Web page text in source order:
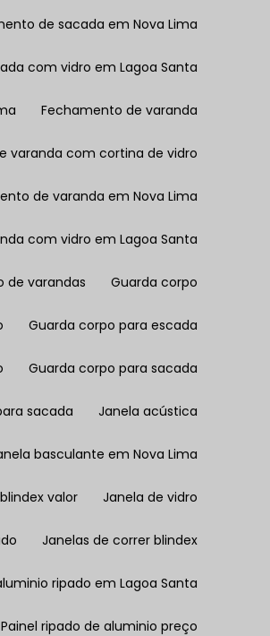
de sacada em Nova Lima
com vidro em Lagoa Santa
Fechamento de varanda
varanda com cortina de vidro
de varanda em Nova Lima
com vidro em Lagoa Santa
de varandas Guarda corpo
Guarda corpo para escada
Guarda corpo para sacada
sacada Janela acústica
basculante em Nova Lima
valor Janela de vidro
Janelas de correr blindex
ripado em Lagoa Santa
Painel ripado de aluminio preço